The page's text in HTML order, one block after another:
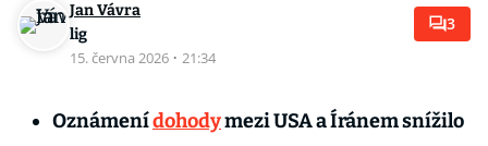
Jan Vávra
lig
15. června 2026 · 21:34
3
Oznámenídohodymezi USA a Íránem snížilo